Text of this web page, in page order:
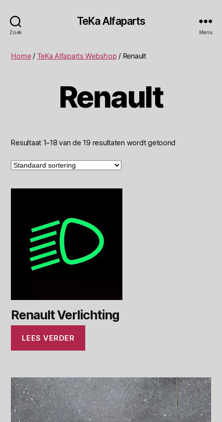
Zoek
TeKa Alfaparts
Menu
Home/ TeKa Alfaparts Webshop / Renault
Renault
Resultaat 1–18 van de 19 resultaten wordt getoond
Renault Verlichting
LEES VERDER